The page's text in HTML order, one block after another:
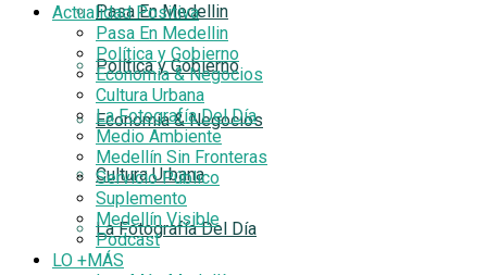
Pasa En Medellin
Política y Gobierno
Economía & Negocios
Cultura Urbana
La Fotografía Del Día
Actualidad Positiva
Pasa En Medellin
Política y Gobierno
Economía & Negocios
Cultura Urbana
La Fotografía Del Día
Medio Ambiente
Medellín Sin Fronteras
Servicio Público
Suplemento
Medellín Visible
Podcast
LO +MÁS